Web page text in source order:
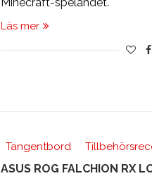
Läs mer
Tangentbord
ASUS ROG FALCHION RX